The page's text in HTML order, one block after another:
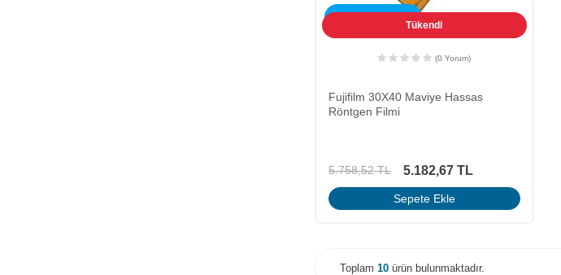
Tükendi
(0 Yorum)
Fujifilm 30X40 Maviye Hassas
Röntgen Filmi
5.758,52TL 5.182,67 TL
Sepete Ekle
Toplam 10 ürün bulunmaktadır.